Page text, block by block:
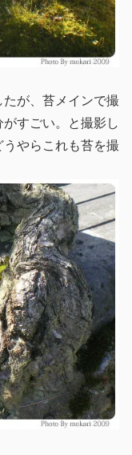
が、苔メインで撮
すごい。と撮影し
やらこれも苔を撮